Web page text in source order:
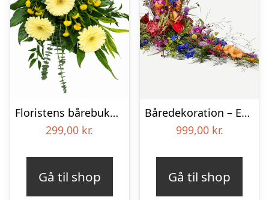
Floristens bårebuket – Smukt minde
299,00 kr.
Gå til shop
Båredekoration – Et farverigt farvel
999,00 kr.
Gå til shop